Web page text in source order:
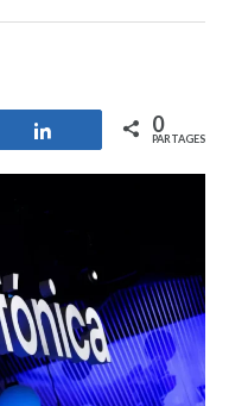
Partagez 0
PARTAGES